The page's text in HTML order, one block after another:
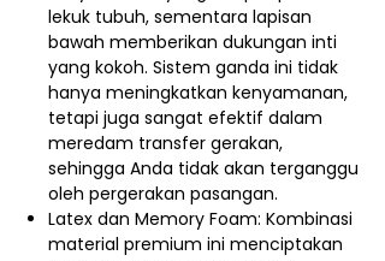
lekuk tubuh, sementara lapisan
bawah memberikan dukungan inti
yang kokoh. Sistem ganda ini tidak
hanya meningkatkan kenyamanan,
tetapi juga sangat efektif dalam
meredam transfer gerakan,
sehingga Anda tidak akan terganggu
oleh pergerakan pasangan.
Latex dan Memory Foam: Kombinasi
material premium ini menciptakan